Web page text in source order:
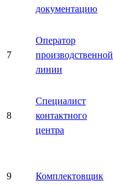
документацию
7
Оператор
производственной
линии
8
Специалист
контактного
центра
9 Комплектовщик